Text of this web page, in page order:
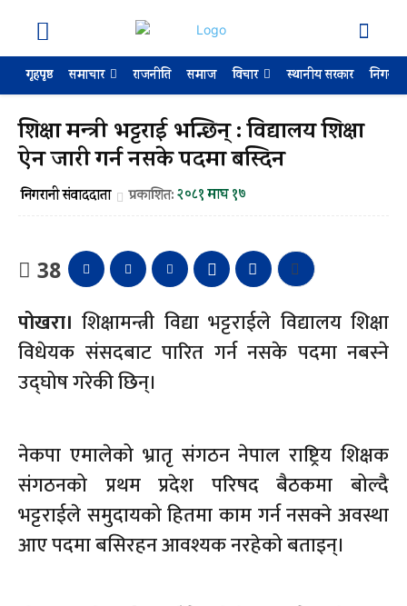
गृहपृष्ठ समाचार राजनीति समाज विचार स्थानीय सरकार
शिक्षा मन्त्री भट्टराई भन्छिन् : विद्यालय शिक्षा
ऐन जारी गर्न नसके पदमा बस्दिन
निगरानी संवाददाता प्रकाशित:२०८१ माघ १७
38
पोखरा। शिक्षामन्त्री विद्या भट्टराईले विद्यालय शिक्षा
विधेयक संसदबाट पारित गर्न नसके पदमा नबस्ने
उद्घोष गरेकी छिन्।
नेकपा एमालेको भ्रातृ संगठन नेपाल राष्ट्रिय शिक्षक
संगठनको प्रथम प्रदेश परिषद बैठकमा बोल्दै
भट्टराईले समुदायको हितमा काम गर्न नसक्ने अवस्था
आए पदमा बसिरहन आवश्यक नरहेको बताइन्।